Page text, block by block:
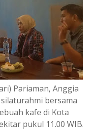
Pariaman, Anggia
silaturahmi bersama
kafe di Kota
pukul 11.00 WIB.